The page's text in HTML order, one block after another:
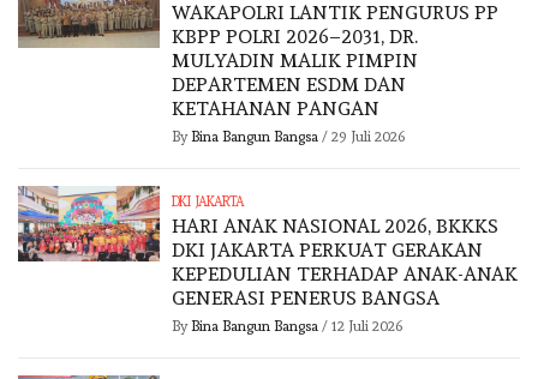
WAKAPOLRI LANTIK PENGURUS PP
KBPP POLRI 2026–2031, DR.
MULYADIN MALIK PIMPIN
DEPARTEMEN ESDM DAN
KETAHANAN PANGAN
By Bina Bangun Bangsa/ 29 Juli 2026
DKI JAKARTA
HARI ANAK NASIONAL 2026, BKKKS
DKI JAKARTA PERKUAT GERAKAN
KEPEDULIAN TERHADAP ANAK-ANAK
GENERASI PENERUS BANGSA
By Bina Bangun Bangsa/ 12 Juli 2026